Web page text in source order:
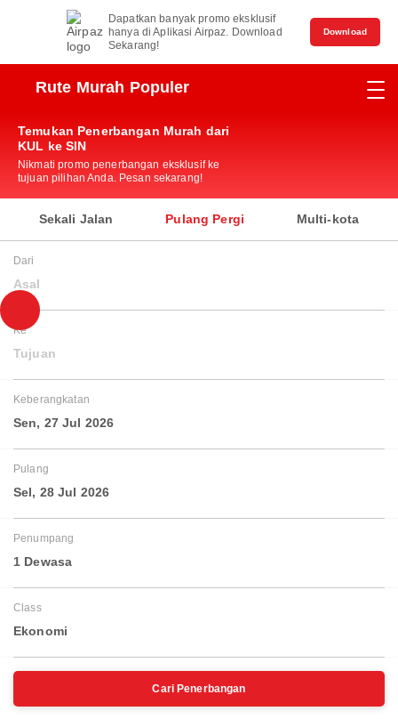
Dapatkan banyak promo eksklusif
hanya di Aplikasi Airpaz. Download
Sekarang!
Download
Rute Murah Populer
Temukan Penerbangan Murah dari
KUL ke SIN
Nikmati promo penerbangan eksklusif ke
tujuan pilihan Anda. Pesan sekarang!
Sekali Jalan Pulang Pergi Multi-kota
Dari
Asal
Ke
Tujuan
Keberangkatan
Sen, 27 Jul 2026
Pulang
Sel, 28 Jul 2026
Penumpang
1 Dewasa
Class
Ekonomi
Cari Penerbangan